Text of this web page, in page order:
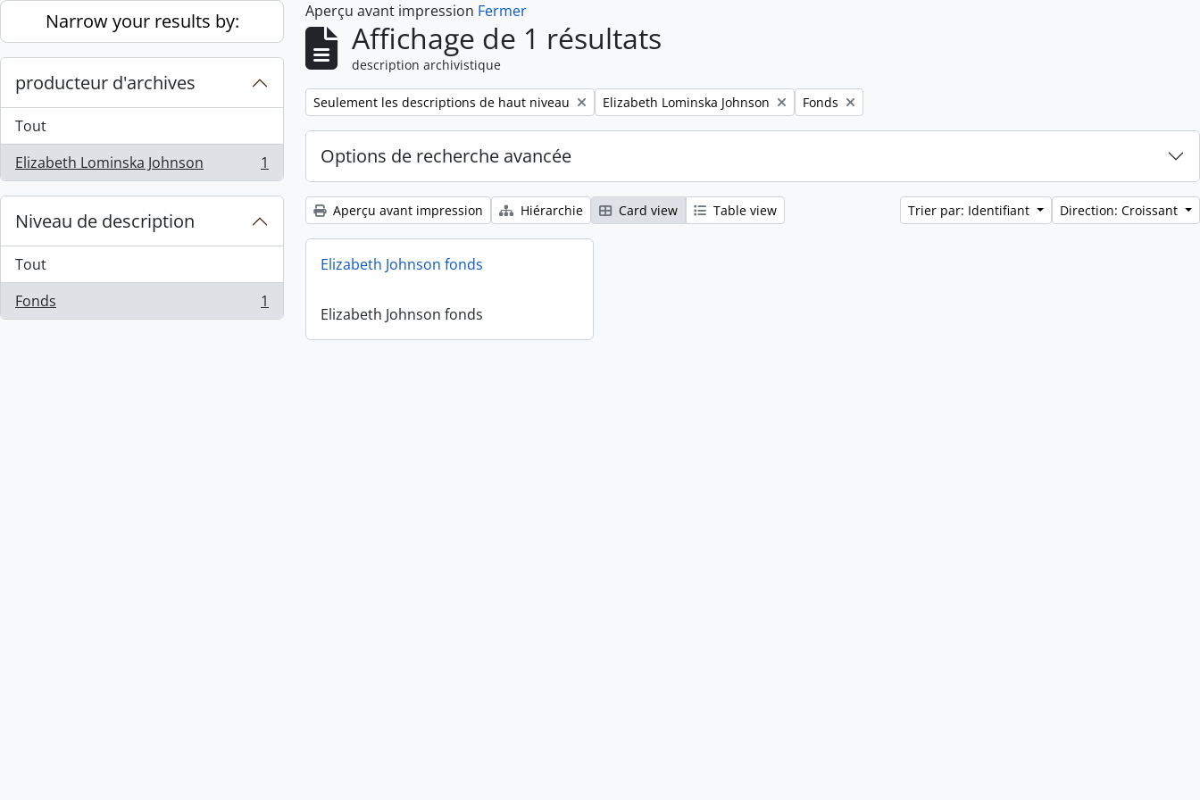
Skip to main content
Narrow your results by:
producteur d'archives
Tout
Elizabeth Lominska Johnson
, 1 résultats 1
Niveau de description
Tout
Fonds
, 1 résultats 1
Aperçu avant impression Fermer
Affichage de 1 résultats
description archivistique
Remove filter:
Seulement les descriptions de haut niveau Remove filter:
Elizabeth Lominska Johnson Remove filter:
Fonds
Options de recherche avancée
Aperçu avant impression Hiérarchie Card view Table view Trier par: Identifiant Direction: Croissant
Elizabeth Johnson fonds
Elizabeth Johnson fonds